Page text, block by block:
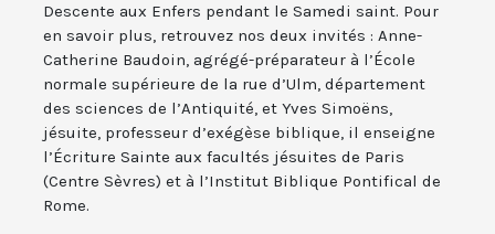
Descente aux Enfers pendant le Samedi saint. Pour
en savoir plus, retrouvez nos deux invités : Anne-
Catherine Baudoin, agrégé-préparateur à l’École
normale supérieure de la rue d’Ulm, département
des sciences de l’Antiquité, et Yves Simoëns,
jésuite, professeur d’exégèse biblique, il enseigne
l’Écriture Sainte aux facultés jésuites de Paris
(Centre Sèvres) et à l’Institut Biblique Pontifical de
Rome.